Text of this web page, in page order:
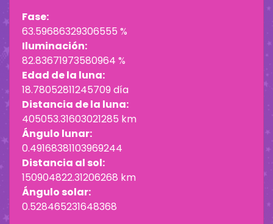
Fase:
63.59686329306555 %
Iluminación:
82.83671973580964 %
Edad de la luna:
18.78052811245709 día
Distancia de la luna:
405053.31603021285 km
Ángulo lunar:
0.49168381103969244
Distancia al sol:
150904822.31206268 km
Ángulo solar:
0.528465231648368